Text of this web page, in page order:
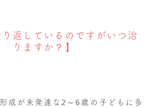
り返しているのですがいつ治
りますか？】
成が未発達な2 ～ 6歳の子どもに多